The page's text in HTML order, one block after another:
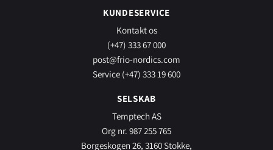
KUNDESERVICE
Kontakt os
(+47) 333 67 000
post@frio-nordics.com
Service (+47) 333 19 600
SELSKAB
Temptech AS
Org nr. 987 255 765
Borgeskogen 26, 3160 Stokke,